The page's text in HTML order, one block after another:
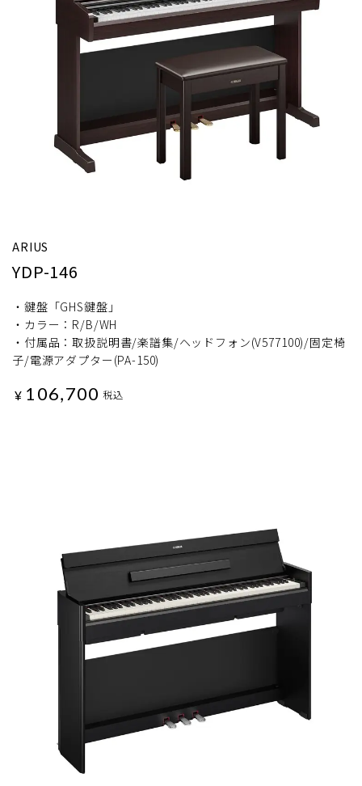
ARIUS
YDP-146
・鍵盤「GHS鍵盤」
・カラー：R/B/WH
・付属品：取扱説明書/楽譜集/ヘッドフォン(V577100)/固定椅
子/電源アダプター(PA-150)
¥ 106,700 税込